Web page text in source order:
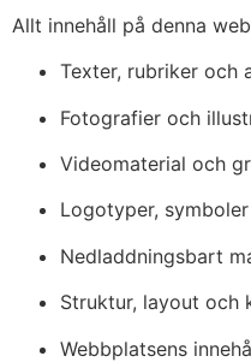
Allt innehåll på denna
Texter, rubriker och
Fotografier och
Videomaterial och
Logotyper,
Nedladdningsbart
Struktur, layout och
Webbplatsens